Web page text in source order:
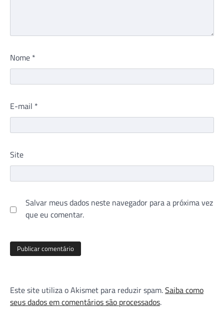
Nome *
E-mail *
Site
Salvar meus dados neste navegador para a próxima vez
que eu comentar.
Este site utiliza o Akismet para reduzir spam.Saiba como
seus dados em comentários são processados.